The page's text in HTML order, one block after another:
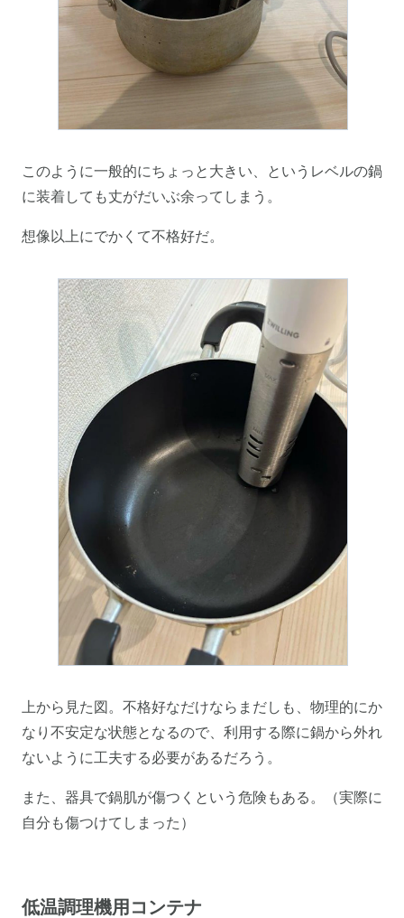
このように一般的にちょっと大きい、というレベルの鍋
に装着しても丈がだいぶ余ってしまう。
想像以上にでかくて不格好だ。
上から見た図。不格好なだけならまだしも、物理的にか
なり不安定な状態となるので、利用する際に鍋から外れ
ないように工夫する必要があるだろう。
また、器具で鍋肌が傷つくという危険もある。（実際に
自分も傷つけてしまった）
低温調理機用コンテナ